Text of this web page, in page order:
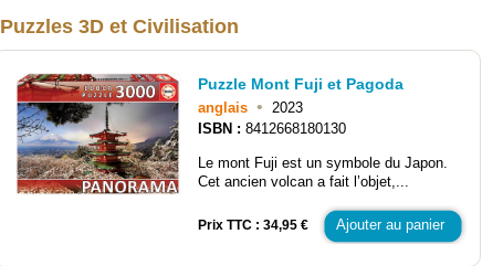
Puzzles 3D et Civilisation
Puzzle Mont Fuji et Pagoda
anglais •
2023
ISBN : 8412668180130
Le mont Fuji est un symbole du Japon.
Cet ancien volcan a fait l’objet,...
Prix TTC : 34,95 € Ajouter au panier